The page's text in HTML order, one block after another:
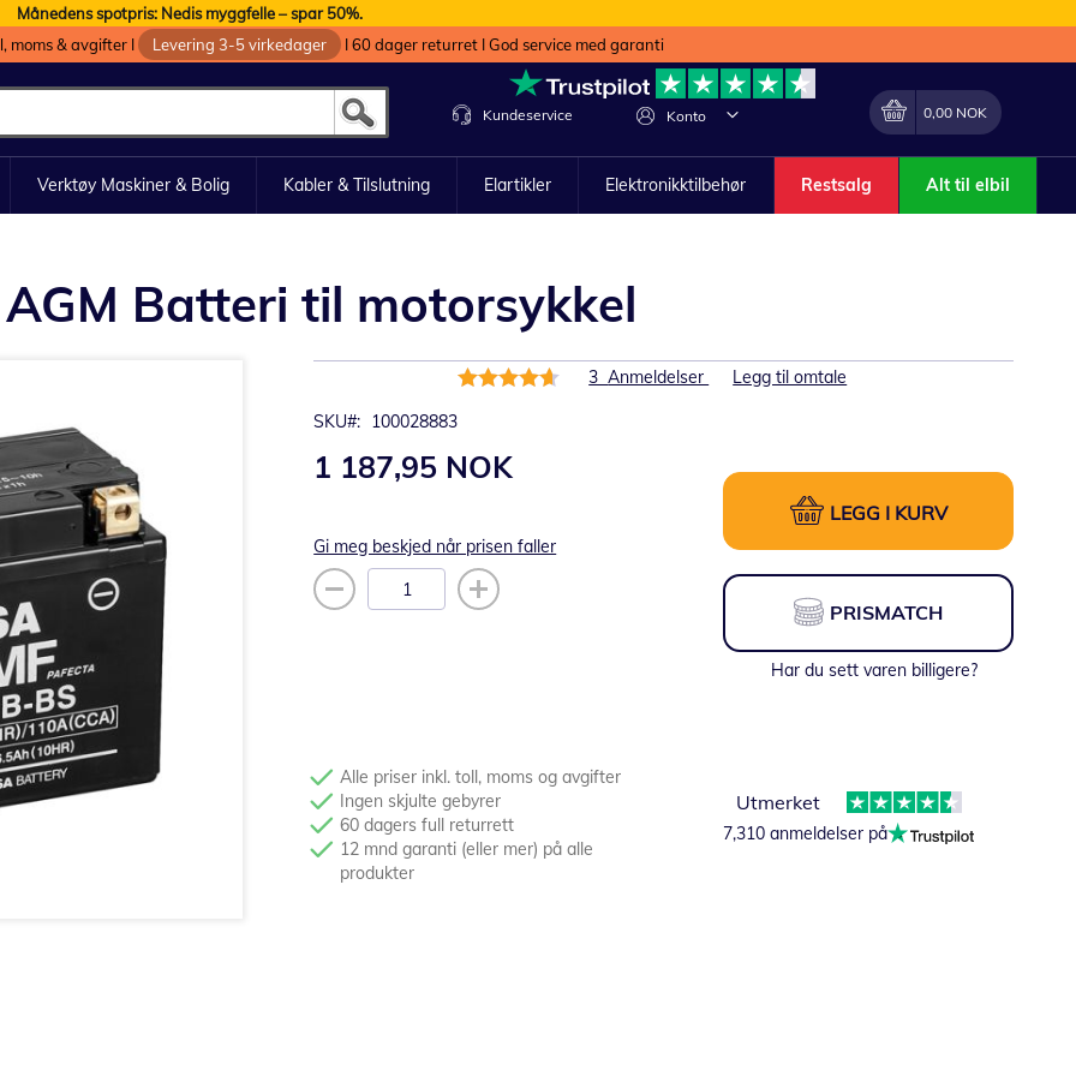
Månedens spotpris: Nedis myggfelle – spar 50%.
moms & avgifter I
Levering 3-5 virkedager I 60 dager returret I God service med garanti
Konto Endring
Min handlekurv
0,00 NOK
Kundeservice
Verktøy Maskiner & Bolig Kabler & Tilslutning Elartikler Elektronikktilbehør Restsalg Alt til elbil
Batteri til motorsykkel
SKU 100028883
Rating:
3Anmeldelser Legg til omtale
1 187,95 NOK
Gi meg beskjed når prisen faller
LEGG I KURV
PRISMATCH
Har du sett varen billigere?
Alle priser inkl. toll, moms og avgifter
Ingen skjulte gebyrer
60 dagers full returrett
12 mnd garanti (eller mer) på alle
produkter
Utmerket
7,310 anmeldelser på